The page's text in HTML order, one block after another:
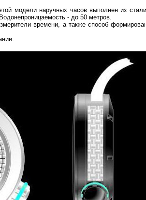
модели наручных часов выполнен из
- до 50 метров.
времени, а также способ